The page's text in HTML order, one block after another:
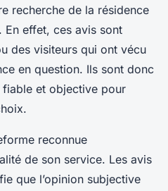
recherche de la résidence
effet, ces avis sont
des visiteurs qui ont vécu
en question. Ils sont donc
fiable et objective pour
reconnue
de son service. Les avis
que l’opinion subjective